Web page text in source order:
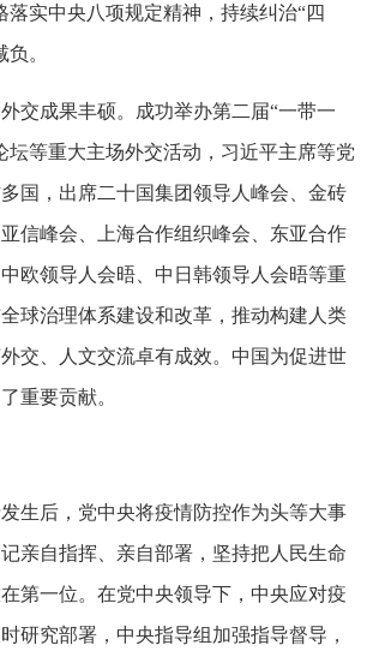
落实中央八项规定精神，持续纠治“四
。
交成果丰硕。成功举办第二届“一带一
坛等重大主场外交活动，习近平主席等党
国，出席二十国集团领导人峰会、金砖
信峰会、上海合作组织峰会、东亚合作
欧领导人会晤、中日韩领导人会晤等重
球治理体系建设和改革，推动构建人类
交、人文交流卓有成效。中国为促进世
重要贡献。
生后，党中央将疫情防控作为头等大事
亲自指挥、亲自部署，坚持把人民生命
第一位。在党中央领导下，中央应对疫
研究部署，中央指导组加强指导督导，